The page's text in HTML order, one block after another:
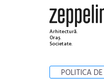
Arhitectură.
Oraș.
Societate.
POLITICA